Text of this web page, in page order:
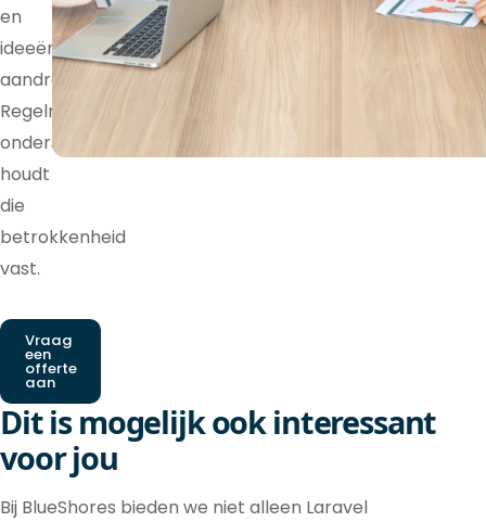
en
ideeën
aandraagt.
Regelmatige
ondersteuning
houdt
die
betrokkenheid
vast.
Vraag
een
offerte
aan
Dit is mogelijk ook interessant
voor jou
Bij BlueShores bieden we niet alleen Laravel